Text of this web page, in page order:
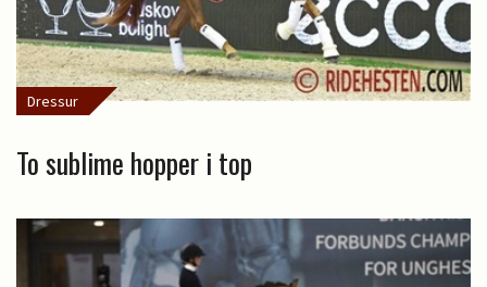
Dressur
To sublime hopper i top